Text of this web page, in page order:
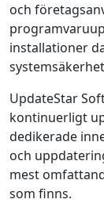
och
installationer
UpdateStar
kontinuerligt
dedikerade
och
mest
som finns.